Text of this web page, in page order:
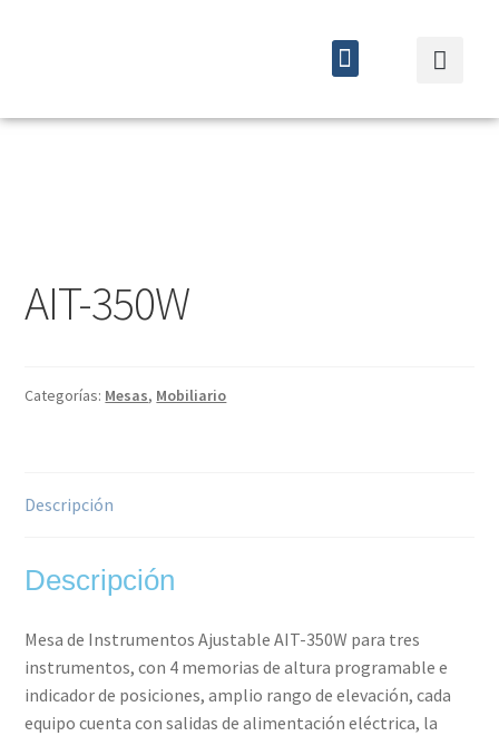
AIT-350W
Categorías: Mesas, Mobiliario
Descripción
Descripción
Mesa de Instrumentos Ajustable AIT-350W para tres
instrumentos, con 4 memorias de altura programable e
indicador de posiciones, amplio rango de elevación, cada
equipo cuenta con salidas de alimentación eléctrica, la